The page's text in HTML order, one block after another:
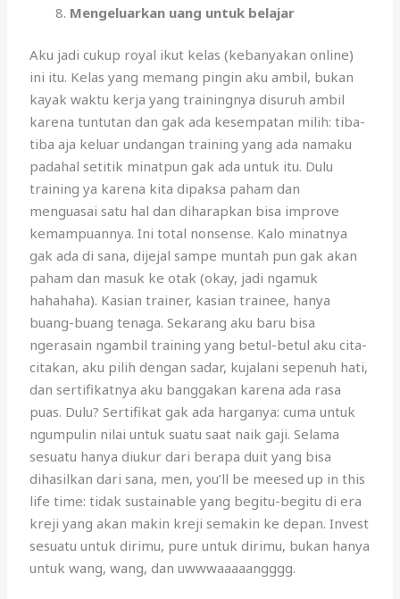
Mengeluarkan uang untuk belajar
Aku jadi cukup royal ikut kelas (kebanyakan online)
ini itu. Kelas yang memang pingin aku ambil, bukan
kayak waktu kerja yang trainingnya disuruh ambil
karena tuntutan dan gak ada kesempatan milih: tiba-
tiba aja keluar undangan training yang ada namaku
padahal setitik minatpun gak ada untuk itu. Dulu
training ya karena kita dipaksa paham dan
menguasai satu hal dan diharapkan bisa improve
kemampuannya. Ini total nonsense. Kalo minatnya
gak ada di sana, dijejal sampe muntah pun gak akan
paham dan masuk ke otak (okay, jadi ngamuk
hahahaha). Kasian trainer, kasian trainee, hanya
buang-buang tenaga. Sekarang aku baru bisa
ngerasain ngambil training yang betul-betul aku cita-
citakan, aku pilih dengan sadar, kujalani sepenuh hati,
dan sertifikatnya aku banggakan karena ada rasa
puas. Dulu? Sertifikat gak ada harganya: cuma untuk
ngumpulin nilai untuk suatu saat naik gaji. Selama
sesuatu hanya diukur dari berapa duit yang bisa
dihasilkan dari sana, men, you’ll be meesed up in this
life time: tidak sustainable yang begitu-begitu di era
kreji yang akan makin kreji semakin ke depan. Invest
sesuatu untuk dirimu, pure untuk dirimu, bukan hanya
untuk wang, wang, dan uwwwaaaaangggg.